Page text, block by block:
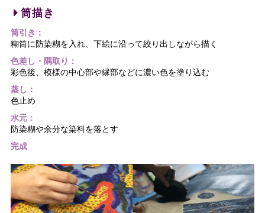
筒描き
筒引き：
糊筒に防染糊を入れ、下絵に沿って絞り出しながら描く
色差し・隅取り：
彩色後、模様の中心部や縁部などに濃い色を塗り込む
蒸し：
色止め
水元：
防染糊や余分な染料を落とす
完成